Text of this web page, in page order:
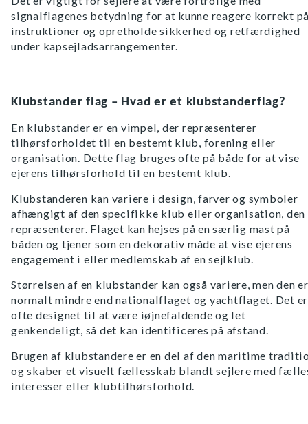
signalflagenes betydning for at kunne reagere korrekt
instruktioner og opretholde sikkerhed og retfærdighed
under kapsejladsarrangementer.
Klubstander flag – Hvad er et klubstanderflag?
En klubstander er en vimpel, der repræsenterer
tilhørsforholdet til en bestemt klub, forening eller
organisation. Dette flag bruges ofte på både for at vise
ejerens tilhørsforhold til en bestemt klub.
Klubstanderen kan variere i design, farver og symboler
afhængigt af den specifikke klub eller organisation, den
repræsenterer. Flaget kan hejses på en særlig mast på
båden og tjener som en dekorativ måde at vise ejerens
engagement i eller medlemskab af en sejlklub.
Størrelsen af en klubstander kan også variere, men den er
normalt mindre end nationalflaget og yachtflaget. Det er
ofte designet til at være iøjnefaldende og let
genkendeligt, så det kan identificeres på afstand.
Brugen af klubstandere er en del af den maritime
og skaber et visuelt fællesskab blandt sejlere med
interesser eller klubtilhørsforhold.